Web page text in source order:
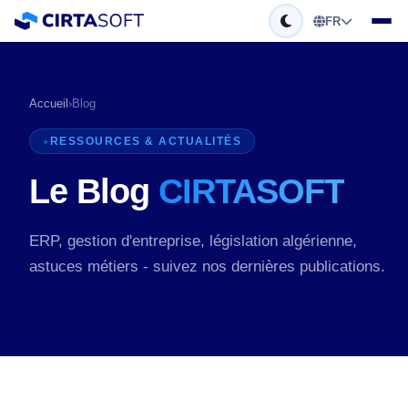
FR
Accueil ›Blog
RESSOURCES & ACTUALITÉS
Le Blog CIRTASOFT
ERP, gestion d'entreprise, législation algérienne,
astuces métiers - suivez nos dernières publications.